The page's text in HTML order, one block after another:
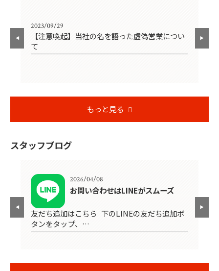
2023/09/29
【注意喚起】当社の名を語った虚偽営業につい
て
もっと見る
スタッフブログ
2026/04/08
お問い合わせはLINEがスムーズ
友だち追加はこちら 下のLINEの友だち追加ボ
タンをタップ、…